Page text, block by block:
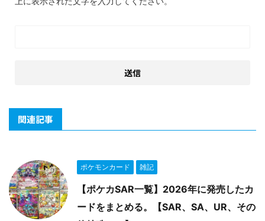
関連記事
ポケモンカード 雑記
【ポケカSAR一覧】2026年に発売したカ
ードをまとめる。【SAR、SA、UR、その